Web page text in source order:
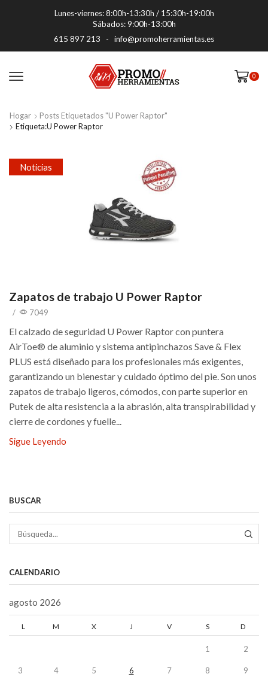
Lunes-viernes: 8:00h-13:30h / 15:30h-19:00h
Sábados: 9:00h-13:00h
615 897 213 - info@promoherramientas.es
0
Hogar
Posts Etiquetados "U Power Raptor"
Etiqueta:U Power Raptor
Noticias
Zapatos de trabajo U Power Raptor
/ 7049
El calzado de seguridad U Power Raptor con puntera
AirToe® de aluminio y sistema antipinchazos Save & Flex
PLUS está diseñado para los profesionales más exigentes,
garantizando un bienestar y cuidado óptimo del pie. Son unos
zapatos de trabajo ligeros, cómodos, con parte superior en
Putek de alta resistencia a la abrasión, alta transpirabilidad y
cierre de cordones y fuelle...
Sigue Leyendo
BUSCAR
CALENDARIO
agosto 2026
L M X J V S D
1 2
3 4 5 6 7 8 9